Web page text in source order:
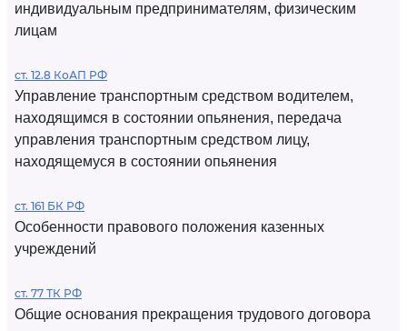
индивидуальным предпринимателям, физическим
лицам
ст. 12.8 КоАП РФ
Управление транспортным средством водителем,
находящимся в состоянии опьянения, передача
управления транспортным средством лицу,
находящемуся в состоянии опьянения
ст. 161 БК РФ
Особенности правового положения казенных
учреждений
ст. 77 ТК РФ
Общие основания прекращения трудового договора